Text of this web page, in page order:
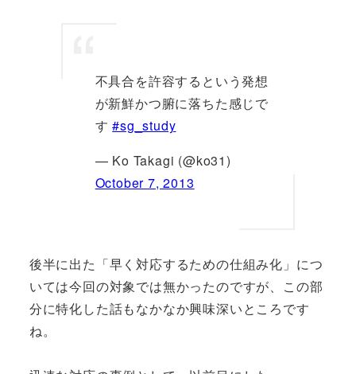
不具合を許容するという発想
が新鮮かつ腑に落ちた感じで
す#sg_study
— Ko Takagi (@ko31)
October 7, 2013
後半に出た「早く対応するための仕組み化」につ
いては今回の対象では無かったのですが、この部
分に特化した話もなかなか興味深いところです
ね。